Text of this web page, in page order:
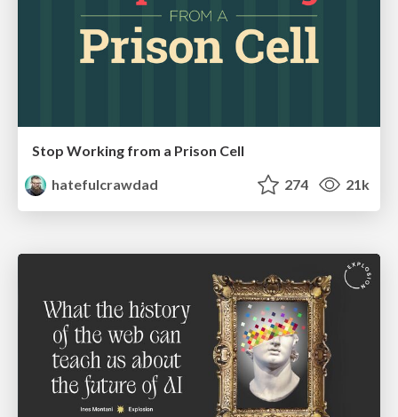
Stop Working from a Prison Cell
hatefulcrawdad
274 21k